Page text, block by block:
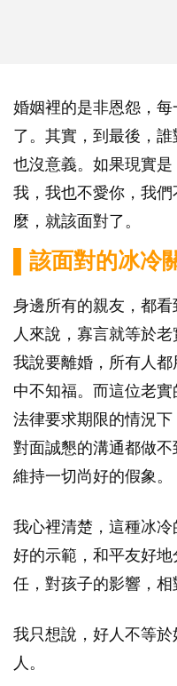
婚姻裡的是非恩怨，
了。其實，到最後，
也沒意義。如果現實
我，我也不愛你，我
麼，就該面對了。
▌該面對的冰冷
身邊所有的親友，都
人來說，寡言就等於老
我說要離婚，所有人
中不知福。而這位老
法律要求期限的情況
對面誠懇的溝通都做
維持一切尚好的假象。
我心裡清楚，這種冰
好的示範，和平友好
任，對孩子的影響，相
我只想說，好人不等
人。